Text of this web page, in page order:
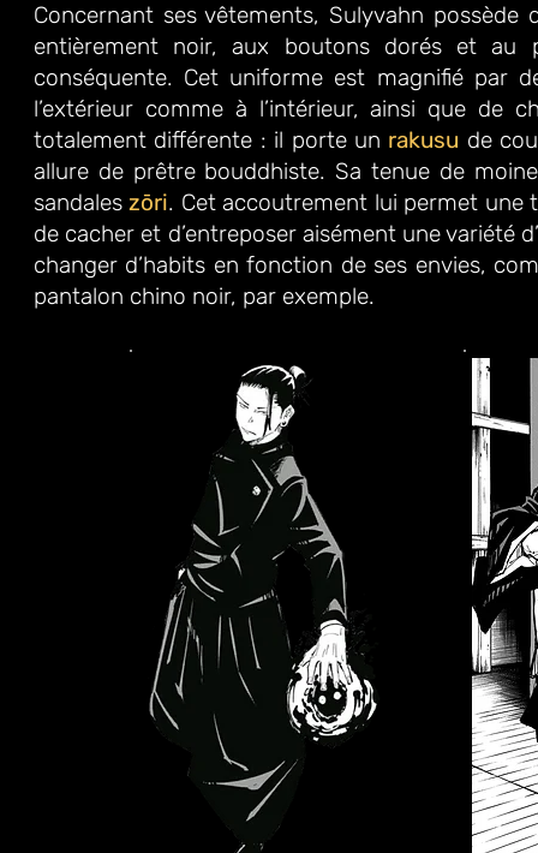
Concernant ses vêtements, Sulyvahn
entièrement noir, aux boutons dorés et au
conséquente. Cet uniforme est magnifié par
l’extérieur comme à l’intérieur, ainsi que de
totalement différente : il porte un rakusu de
allure de prêtre bouddhiste. Sa tenue de
sandaleszōri. Cet accoutrement lui permet une
de cacher et d’entreposer aisément une variété
changer d’habits en fonction de ses envies,
pantalon chino noir, par exemple.